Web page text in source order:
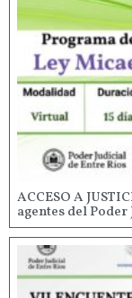
ACCESO A
agentes del Poder